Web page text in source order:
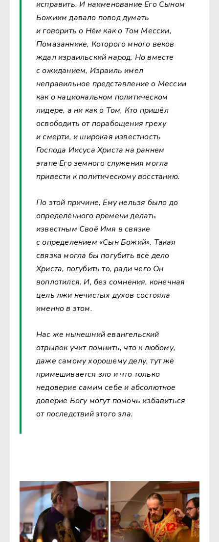
исправить. И наименование Его Сыном
Божиим давало повод думать
и говорить о Нём как о Том Мессии,
Помазаннике, Которого много веков
ждал израильский народ. Но вместе
с ожиданием, Израиль имел
неправильное представление о Мессии
как о национальном политическом
лидере, а ни как о Том, Кто пришёл
освободить от порабощения греху
и смерти, и широкая известность
Господа Иисуса Христа на раннем
этапе Его земного служения могла
привести к политическому восстанию.
По этой причине, Ему нельзя было до
определённого времени делать
известным Своё Имя в связке
с определением «Сын Божий». Такая
связка могла бы погубить всё дело
Христа, погубить то, ради чего Он
воплотился. И, без сомнения, конечная
цель лжи нечистых духов состояла
именно в этом.
Нас же нынешний евангельский
отрывок учит помнить, что к любому,
даже самому хорошему делу, тут же
примешивается зло и что только
недоверие самим себе и абсолютное
доверие Богу могут помочь избавиться
от последствий этого зла.